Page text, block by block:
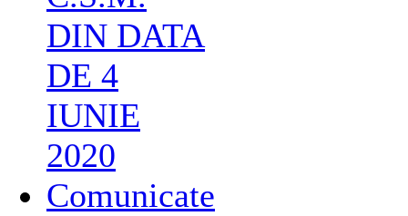
DIN DATA
DE 4
IUNIE
2020
Comunicate